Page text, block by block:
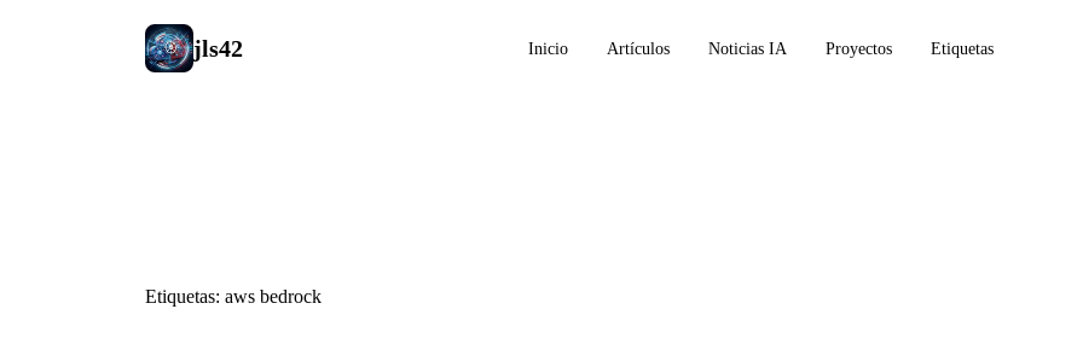
jls42 Inicio Artículos Noticias IA Proyectos Etiquetas
Etiquetas: aws bedrock